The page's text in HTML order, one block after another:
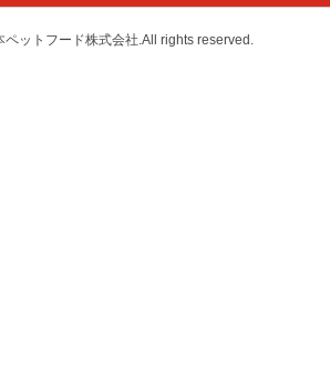
ットフード株式会社.All rights reserved.